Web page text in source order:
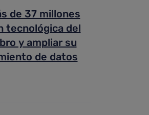
de 37 millones
tecnológica del
y ampliar su
de datos